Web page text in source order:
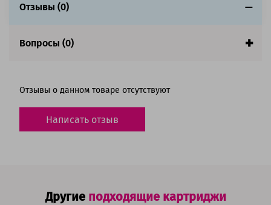
Отзывы (0)
Вопросы (0)
Отзывы о данном товаре отсутствуют
Написать отзыв
Другие подходящие картриджи